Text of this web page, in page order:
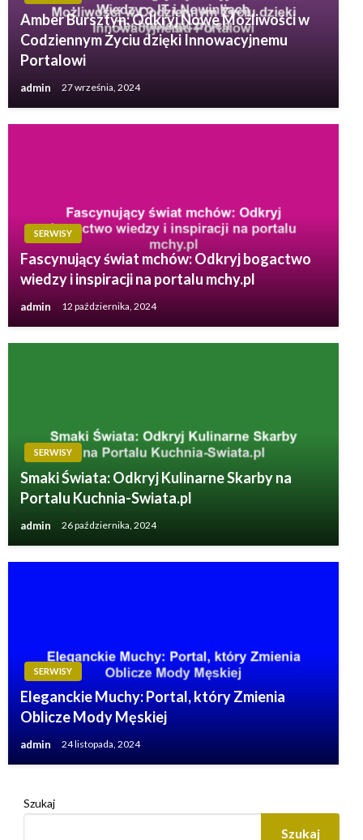
Amber Bursztyn: Odkryj Nowe Możliwości w
Codziennym Życiu dzięki Innowacyjnemu
Portalowi
admin 27 września, 2024
SERWISY
Fascynujący świat mchów: Odkryj bogactwo
wiedzy i inspiracji na portalu mchy.pl
admin 12 października, 2024
SERWISY
Smaki Świata: Odkryj Kulinarne Skarby na
Portalu Kuchnia-Swiata.pl
admin 26 października, 2024
SERWISY
Eleganckie Muchy: Portal, który Zmienia
Oblicze Mody Męskiej
admin 24 listopada, 2024
Szukaj
Szukaj